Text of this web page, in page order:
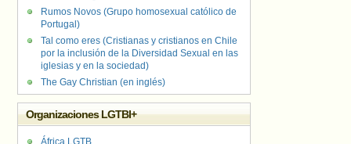
Rumos Novos (Grupo homosexual católico de
Portugal)
Tal como eres (Cristianas y cristianos en Chile
por la inclusión de la Diversidad Sexual en las
iglesias y en la sociedad)
The Gay Christian (en inglés)
Organizaciones LGTBI+
África LGTB